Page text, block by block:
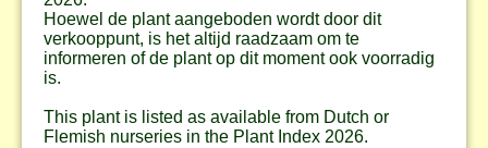
Hoewel de plant aangeboden wordt door dit
verkooppunt, is het altijd raadzaam om te
informeren of de plant op dit moment ook voorradig
is.
This plant is listed as available from Dutch or
Flemish nurseries in the Plant Index 2026.